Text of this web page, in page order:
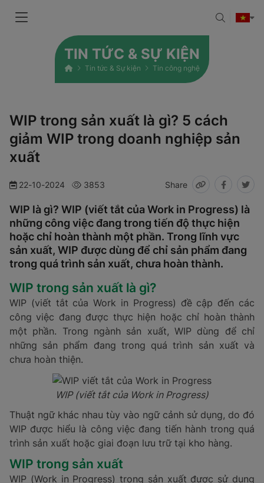
TIN TỨC & SỰ KIỆN
Tin tức & Sự kiện Tin công nghệ
WIP trong sản xuất là gì? 5 cách
giảm WIP trong doanh nghiệp sản
xuất
22-10-2024 3853 Share
WIP là gì? WIP (viết tắt của Work in Progress) là
những công việc đang trong tiến độ thực hiện
hoặc chỉ hoàn thành một phần. Trong lĩnh vực
sản xuất, WIP được dùng để chỉ sản phẩm đang
trong quá trình sản xuất, chưa hoàn thành.
WIP trong sản xuất là gì?
WIP (viết tắt của Work in Progress) đề cập đến các
công việc đang được thực hiện hoặc chỉ hoàn thành
một phần. Trong ngành sản xuất, WIP dùng để chỉ
những sản phẩm đang trong quá trình sản xuất và
chưa hoàn thiện.
WIP (viết tắt của Work in Progress)
Thuật ngữ khác nhau tùy vào ngữ cảnh sử dụng, do đó
WIP được hiểu là công việc đang tiến hành trong quá
trình sản xuất hoặc giai đoạn lưu trữ tại kho hàng.
WIP trong sản xuất
WIP (Work in Progress) trong sản xuất được sử dụng